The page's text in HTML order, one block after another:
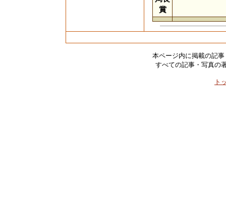
賞
本ページ内に掲載の記
すべての記事・写真の
ト